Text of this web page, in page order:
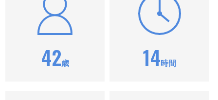
42歳 14時間